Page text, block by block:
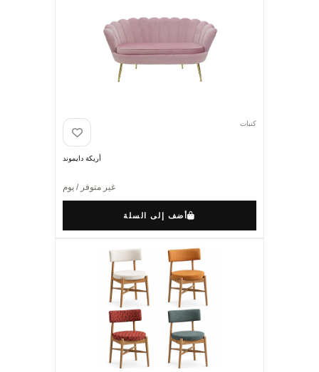
كنبات
أريكة دايموند
غير متوفر / يوم
أضف إلى السلة